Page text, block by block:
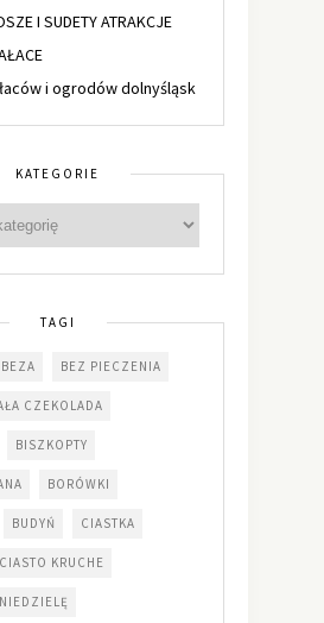
I SUDETY ATRAKCJE
i ogrodów dolnyśląsk
KATEGORIE
TAGI
BEZA BEZ PIECZENIA
CZEKOLADA
BISZKOPTY
BORÓWKI
BUDYŃ CIASTKA
CIASTO KRUCHE